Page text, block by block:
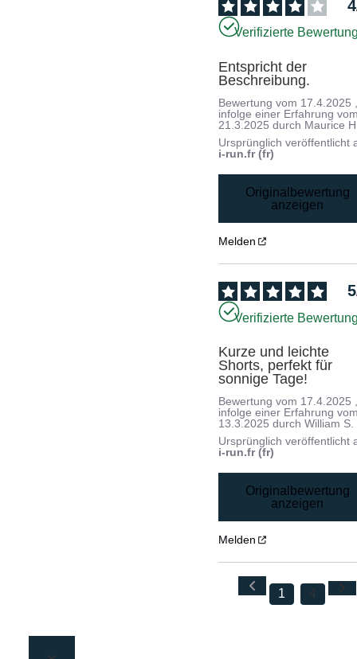
4
Verifizierte
Entspricht der
Beschreibung.
Bewertung vom 17.4.2025
infolge einer Erfahrung
21.3.2025 durch Maurice
Ursprünglich veröffentlicht
i-run.fr (fr)
Originalbewertung
anzeigen
Melden
5
Verifizierte
Kurze und leichte
Shorts, perfekt für
sonnige Tage!
Bewertung vom 17.4.2025
infolge einer Erfahrung
13.3.2025 durchWilliam S.
Ursprünglich veröffentlicht
i-run.fr (fr)
Originalbewertung
anzeigen
Melden
1 4